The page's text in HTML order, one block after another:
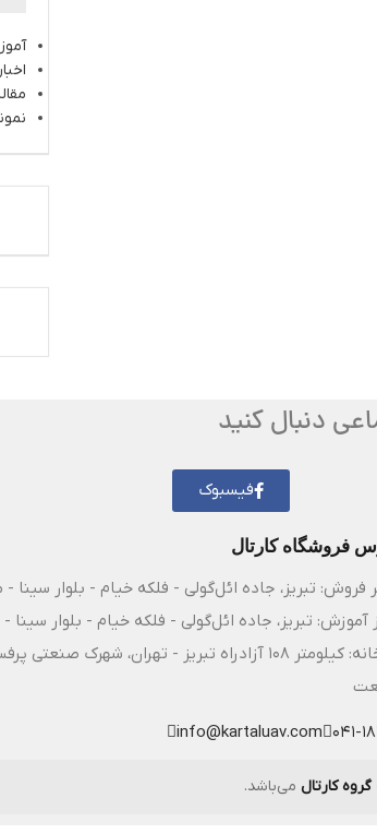
اخبار
دنبال کنید
فیسبوک
فروشگاه کارتال
فروش: تبریز، جاده ائل‌گولی - فلکه خیام - بلوار سینا
آموزش: تبریز، جاده ائل‌گولی - فلکه خیام - بلوار سینا -
کارخانه: کیلومتر ۱۰۸ آزادراه تبریز - تهران،
041-
info@kartaluav.com
گروه کارتال می‌باشد.